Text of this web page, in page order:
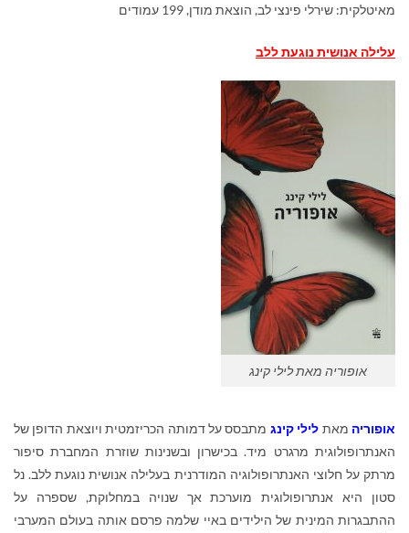
מאיטלקית: שירלי פינצי לב, הוצאת מודן, 199 עמודים
עלילה אנושית נוגעת ללב
אופוריה מאת לילי קינג
אופוריה מאת לילי קינג מתבסס על דמותה הכריזמטית ויוצאת הדופן של
האנתרופולוגית מרגרט מיד. בכישרון ובשנינות שוזרת המחברת סיפור
מרתק על חלוצי האנתרופולוגיה המודרנית בעלילה אנושית נוגעת ללב. נל
סטון היא אנתרופולוגית מוערכת אך שנויה במחלוקת, שספרה על
ההתבגרות המינית של הילידים באיי שלמה פרסם אותה בעולם המערבי